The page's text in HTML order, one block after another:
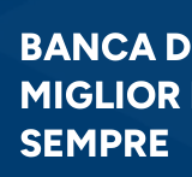
BANCA
MIGLIOR
SEMPRE